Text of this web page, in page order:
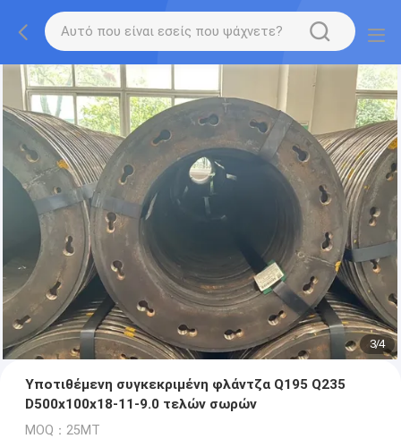
3/4
Υποτιθέμενη συγκεκριμένη φλάντζα Q195 Q235
D500x100x18-11-9.0 τελών σωρών
MOQ：25MT